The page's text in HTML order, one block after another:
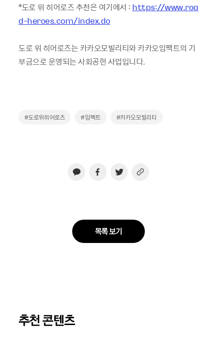
*도로 위 히어로즈 추천은 여기에서 : https://www.roa
d-heroes.com/index.do
도로 위 히어로즈는 카카오모빌리티와 카카오임팩트의 기
부금으로 운영되는 사회공헌 사업입니다.
#도로위히어로즈 #임팩트 #카카오모빌리티
목록 보기
추천 콘텐츠